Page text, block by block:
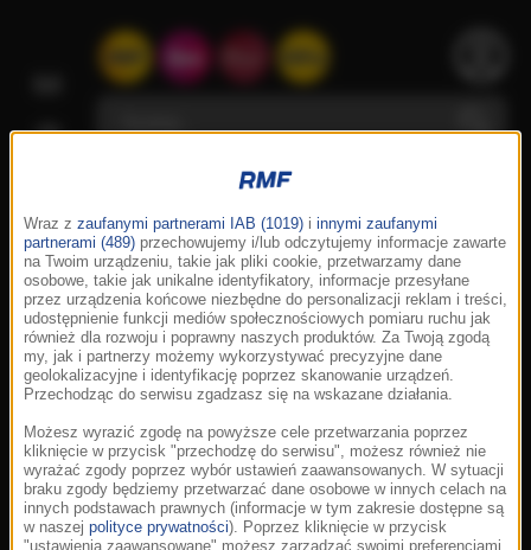
Wraz z zaufanymi partnerami IAB (1019) i innymi zaufanymi
partnerami (489) przechowujemy i/lub odczytujemy informacje zawarte
na Twoim urządzeniu, takie jak pliki cookie, przetwarzamy dane
osobowe, takie jak unikalne identyfikatory, informacje przesyłane
przez urządzenia końcowe niezbędne do personalizacji reklam i treści,
udostępnienie funkcji mediów społecznościowych pomiaru ruchu jak
również dla rozwoju i poprawny naszych produktów. Za Twoją zgodą
my, jak i partnerzy możemy wykorzystywać precyzyjne dane
geolokalizacyjne i identyfikację poprzez skanowanie urządzeń.
Przechodząc do serwisu zgadzasz się na wskazane działania.
Możesz wyrazić zgodę na powyższe cele przetwarzania poprzez
kliknięcie w przycisk "przechodzę do serwisu", możesz również nie
wyrażać zgody poprzez wybór ustawień zaawansowanych. W sytuacji
braku zgody będziemy przetwarzać dane osobowe w innych celach na
innych podstawach prawnych (informacje w tym zakresie dostępne są
w naszej polityce prywatności). Poprzez kliknięcie w przycisk
"ustawienia zaawansowane" możesz zarządzać swoimi preferencjami